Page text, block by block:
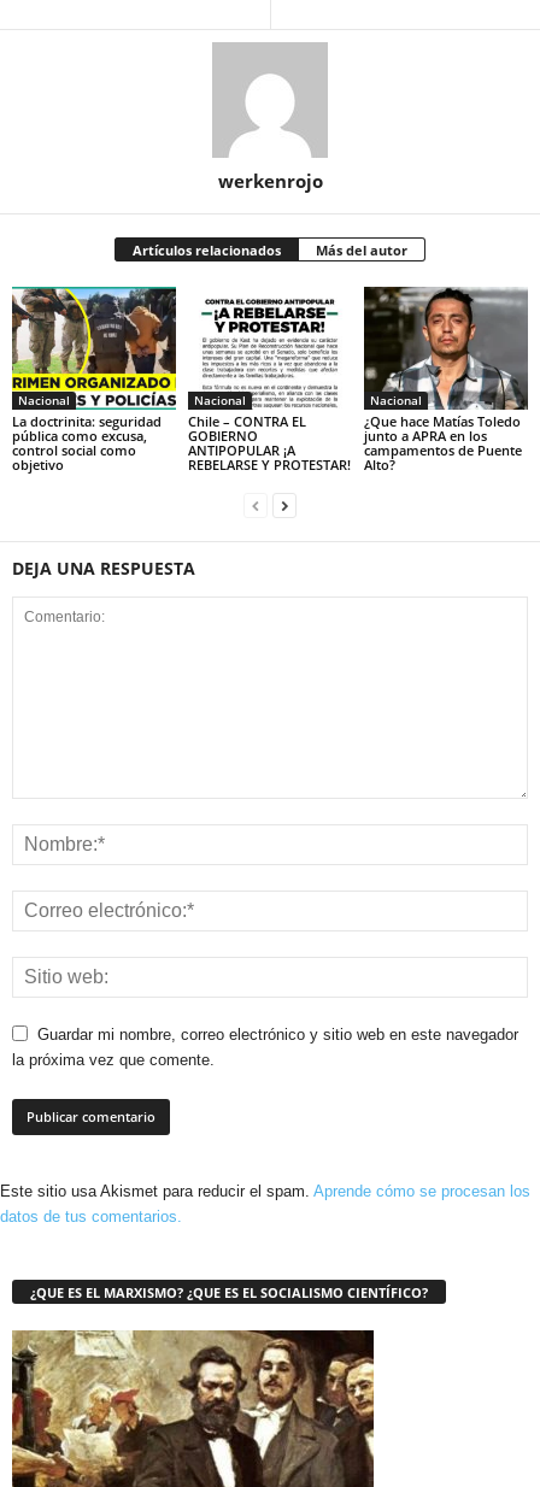
werkenrojo
Artículos relacionados Más del autor
Nacional
La doctrinita: seguridad
pública como excusa,
control social como
objetivo
Nacional
Chile – CONTRA EL
GOBIERNO
ANTIPOPULAR ¡A
REBELARSE Y PROTESTAR!
Nacional
¿Que hace Matías Toledo
junto a APRA en los
campamentos de Puente
Alto?
DEJA UNA RESPUESTA
Guardar mi nombre, correo electrónico y sitio web en este navegador
la próxima vez que comente.
Este sitio usa Akismet para reducir el spam. Aprende cómo se procesan los
datos de tus comentarios.
¿QUE ES EL MARXISMO? ¿QUE ES EL SOCIALISMO CIENTÍFICO?